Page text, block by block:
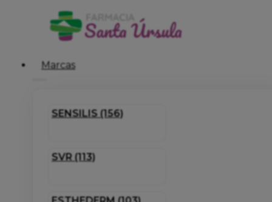
Marcas
SENSILIS (156)
SVR (113)